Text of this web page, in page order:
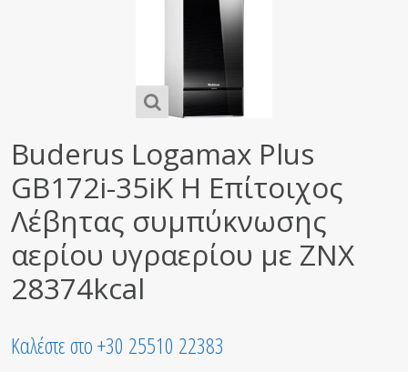
Buderus Logamax Plus
GB172i-35iK H Επίτοιχος
Λέβητας συμπύκνωσης
αερίου υγραερίου με ΖΝΧ
28374kcal
Καλέστε στο +30 25510 22383